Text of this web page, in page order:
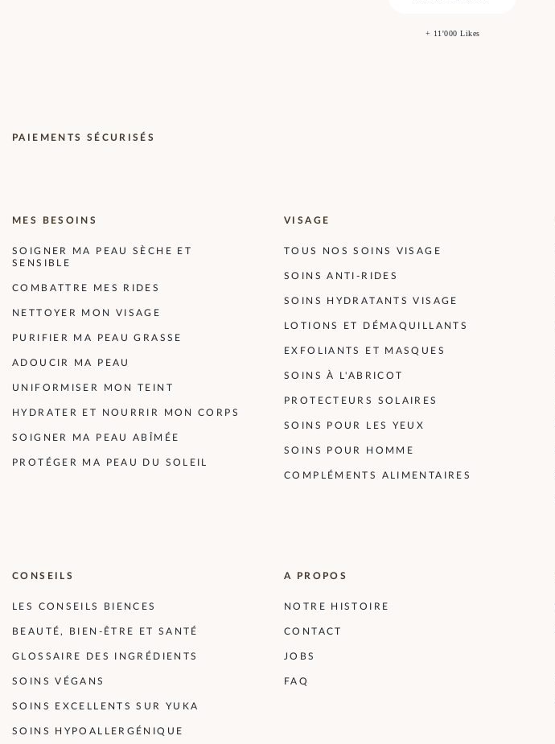
+ 11'000 Likes
PAIEMENTS SÉCURISÉS
MES BESOINS
SOIGNER MA PEAU SÈCHE ET
SENSIBLE
COMBATTRE MES RIDES
NETTOYER MON VISAGE
PURIFIER MA PEAU GRASSE
ADOUCIR MA PEAU
UNIFORMISER MON TEINT
HYDRATER ET NOURRIR MON CORPS
SOIGNER MA PEAU ABÎMÉE
PROTÉGER MA PEAU DU SOLEIL
VISAGE
TOUS NOS SOINS VISAGE
SOINS ANTI-RIDES
SOINS HYDRATANTS VISAGE
LOTIONS ET DÉMAQUILLANTS
EXFOLIANTS ET MASQUES
SOINS À L'ABRICOT
PROTECTEURS SOLAIRES
SOINS POUR LES YEUX
SOINS POUR HOMME
COMPLÉMENTS ALIMENTAIRES
CONSEILS
LES CONSEILS BIENCES
BEAUTÉ, BIEN-ÊTRE ET SANTÉ
GLOSSAIRE DES INGRÉDIENTS
SOINS VÉGANS
SOINS EXCELLENTS SUR YUKA
SOINS HYPOALLERGÉNIQUE
A PROPOS
NOTRE HISTOIRE
CONTACT
JOBS
FAQ